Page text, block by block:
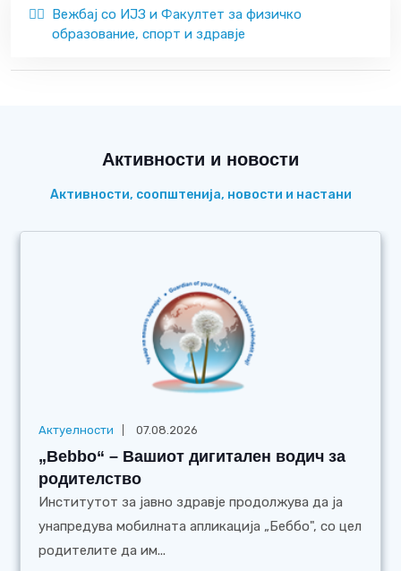
🏃‍♂️ Вежбај со ИЈЗ и Факултет за физичко
образование, спорт и здравје
Активности и новости
Активности, соопштенија, новости и настани
Актуелности 07.08.2026
„Bebbo“ – Вашиот дигитален водич за
родителство
Институтот за јавно здравје продолжува да ја
унапредува мобилната апликација „Беббо", со цел
родителите да им...